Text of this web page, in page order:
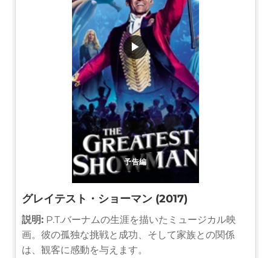
予告編
▶
グレイテスト・ショーマン (2017)
説明: P.T.バーナムの生涯を描いたミュージカル映
画。彼の孤独な挑戦と成功、そして家族との関係
は、観客に感動を与えます。